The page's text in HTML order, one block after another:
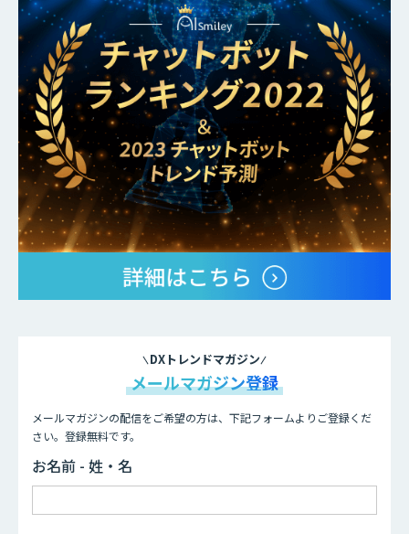
DXトレンドマガジン
メールマガジン登録
メールマガジンの配信をご希望の方は、下記フォームよりご登録くだ
さい。登録無料です。
お名前 - 姓・名